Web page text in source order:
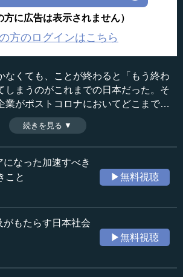
方に広告は表示されません）
方のログインはこちら
なくても、ことが終わると「もう終わ
しまうのがこれまでの日本だった。そ
業がポストコロナにおいてどこまでや
る。ウェブ会議の普及は、その点を変
のだろうか。（全5話中第2話）
テンミニッツTV編集長）
29日
4日
「発言」し続ける大切さ
続きを見る ▼
なった加速すべき
こと
▶無料視聴
がもたらす日本社会
▶無料視聴